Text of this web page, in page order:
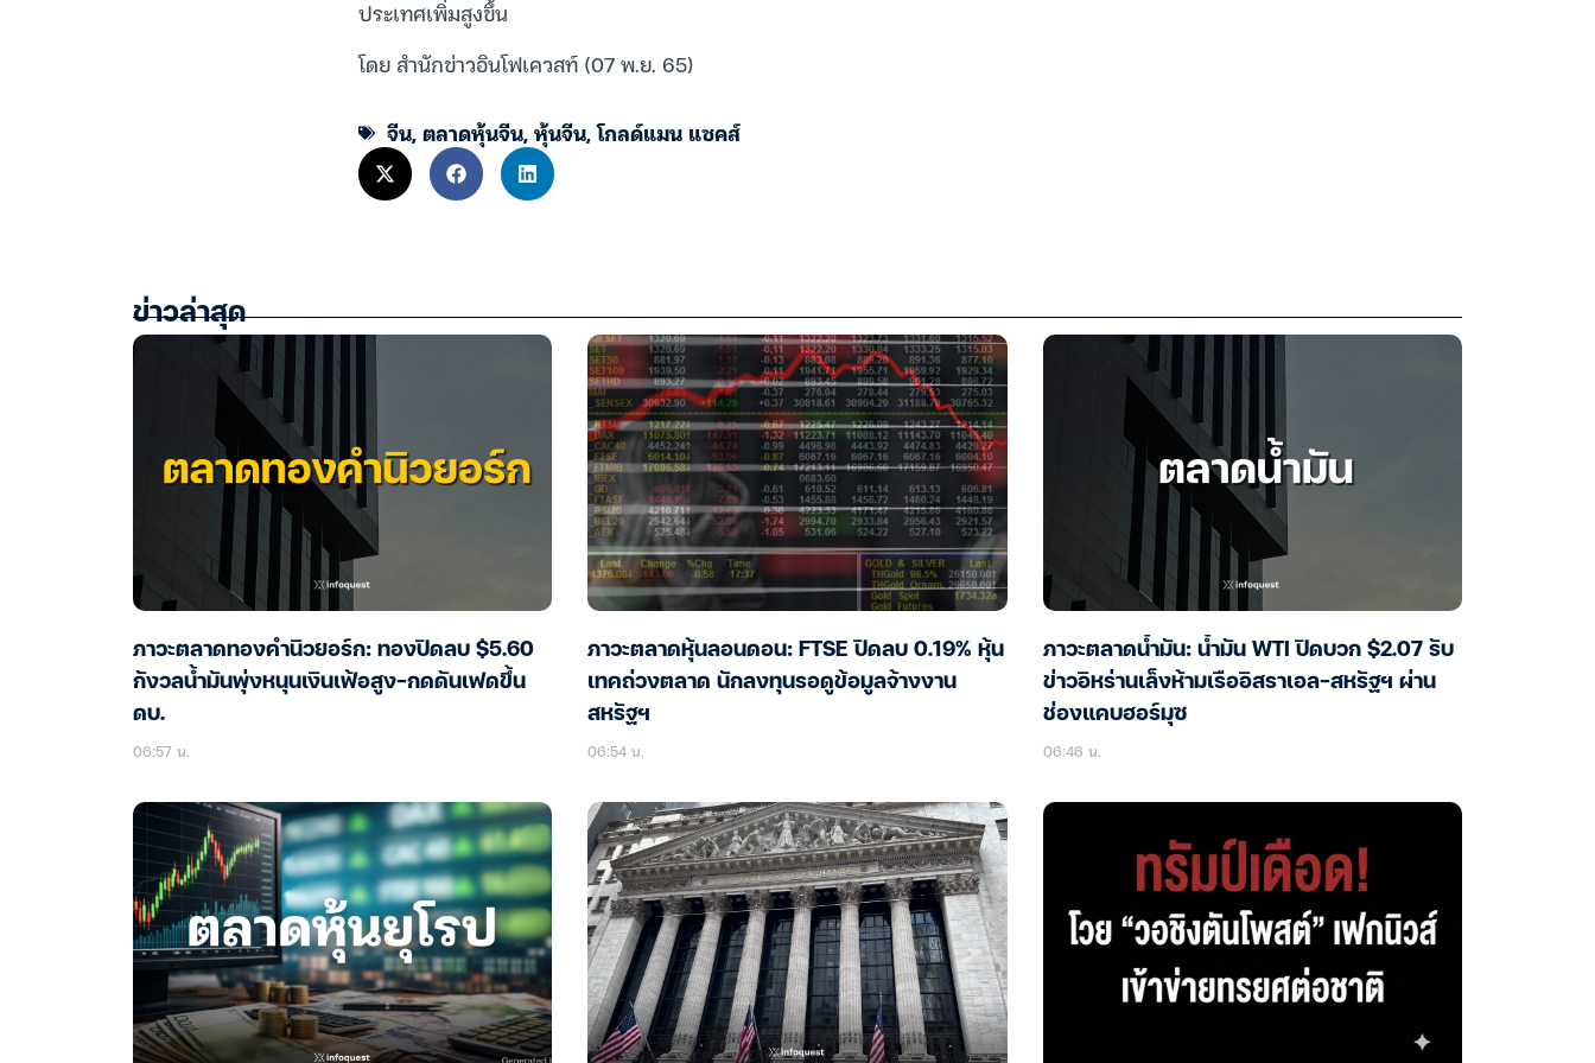
ประเทศเพิ่มสูงขึ้น
โดย สำนักข่าวอินโฟเควสท์ (07 พ.ย. 65)
จีน,ตลาดหุ้นจีน,หุ้นจีน,โกลด์แมน แซคส์
ข่าวล่าสุด
ภาวะตลาดทองคำนิวยอร์ก: ทองปิดลบ $5.60
กังวลน้ำมันพุ่งหนุนเงินเฟ้อสูง-กดดันเฟดขึ้น
ดบ.
06:57 น.
ภาวะตลาดหุ้นลอนดอน: FTSE ปิดลบ 0.19% หุ้น
เทคถ่วงตลาด นักลงทุนรอดูข้อมูลจ้างงาน
สหรัฐฯ
06:54 น.
ภาวะตลาดน้ำมัน: น้ำมัน WTI ปิดบวก $2.07 รับ
ข่าวอิหร่านเล็งห้ามเรืออิสราเอล-สหรัฐฯ ผ่าน
ช่องแคบฮอร์มุซ
06:46 น.